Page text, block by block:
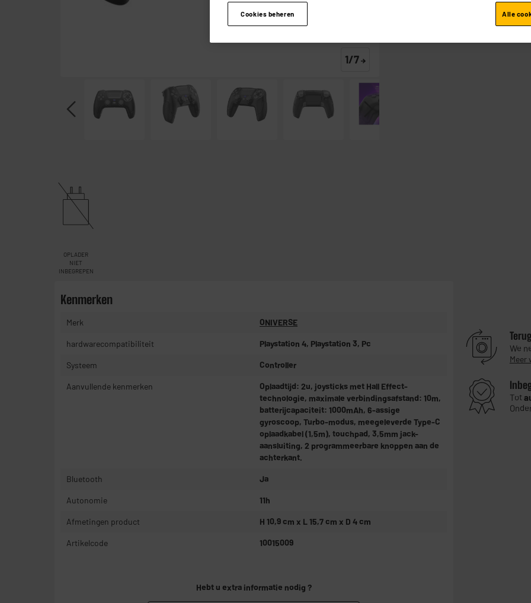
1/7
OPLADER
NIET
INBEGREPEN
We
Meer
Tot
Kenmerken
Merk ONIVERSE
hardwarecompatibiliteit Playstation 4, Playstation 3, Pc
Systeem Controller
Aanvullende kenmerken
Oplaadtijd: 2u, joysticks met Hall Effect-
technologie, maximale verbindingsafstand: 10m,
batterijcapaciteit: 1000mAh, 6-assige
gyroscoop, Turbo-modus, meegeleverde Type-C
oplaadkabel (1,5m), touchpad, 3,5mm jack-
aansluiting, 2 programmeerbare knoppen aan de
achterkant.
Bluetooth Ja
Autonomie 11h
Afmetingen product H 10,9 cm x L 15,7 cm x D 4 cm
Artikelcode 10015009
Hebt u extra informatie nodig ?
Cookies beheren Alle